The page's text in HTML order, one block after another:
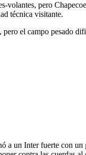
pero
técnica visitante.
el campo pesado
a un Inter fuerte con